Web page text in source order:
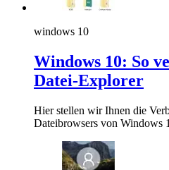
windows 10
Windows 10: So
Datei-Explorer
Hier stellen wir Ihnen die
Dateibrowsers von Windows